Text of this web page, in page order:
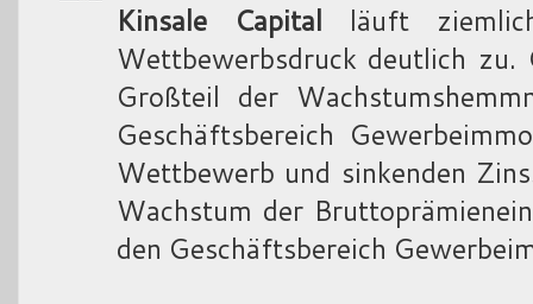
Kinsale Capital läuft
Wettbewerbsdruck deutlich zu.
Großteil der
Geschäftsbereich
Wettbewerb und sinkenden
Wachstum der
den Geschäftsbereich